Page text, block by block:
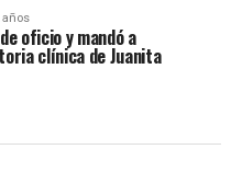
años
oficio y mandó a
clínica de Juanita